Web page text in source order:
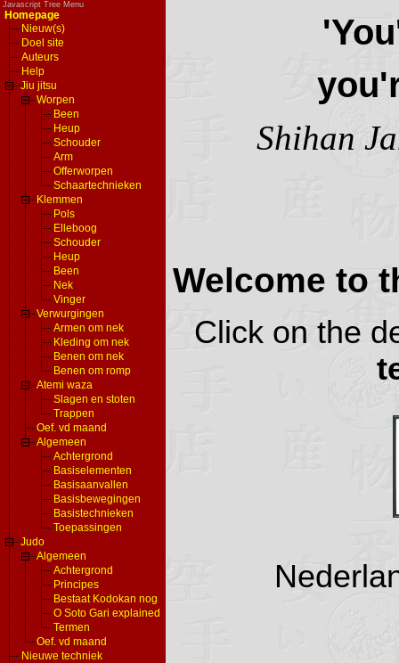
Javascript Tree Menu
Homepage
Nieuw(s)
Doel site
Auteurs
Help
Jiu jitsu
Worpen
Been
Heup
Schouder
Arm
Offerworpen
Schaartechnieken
Klemmen
Pols
Elleboog
Schouder
Heup
Been
Nek
Vinger
Verwurgingen
Armen om nek
Kleding om nek
Benen om nek
Benen om romp
Atemi waza
Slagen en stoten
Trappen
Oef. vd maand
Algemeen
Achtergrond
Basiselementen
Basisaanvallen
Basisbewegingen
Basistechnieken
Toepassingen
Judo
Algemeen
Achtergrond
Principes
Bestaat Kodokan nog
O Soto Gari explained
Termen
Oef. vd maand
Nieuwe techniek
Shihan
Welcome to
Click on the